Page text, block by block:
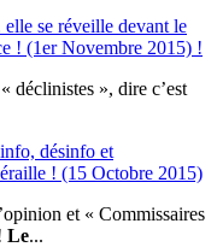
se réveille devant le
! (1er Novembre 2015) !
déclinistes », dire c’est
désinfo et
! (15 Octobre 2015)
et « Commissaires
Le...